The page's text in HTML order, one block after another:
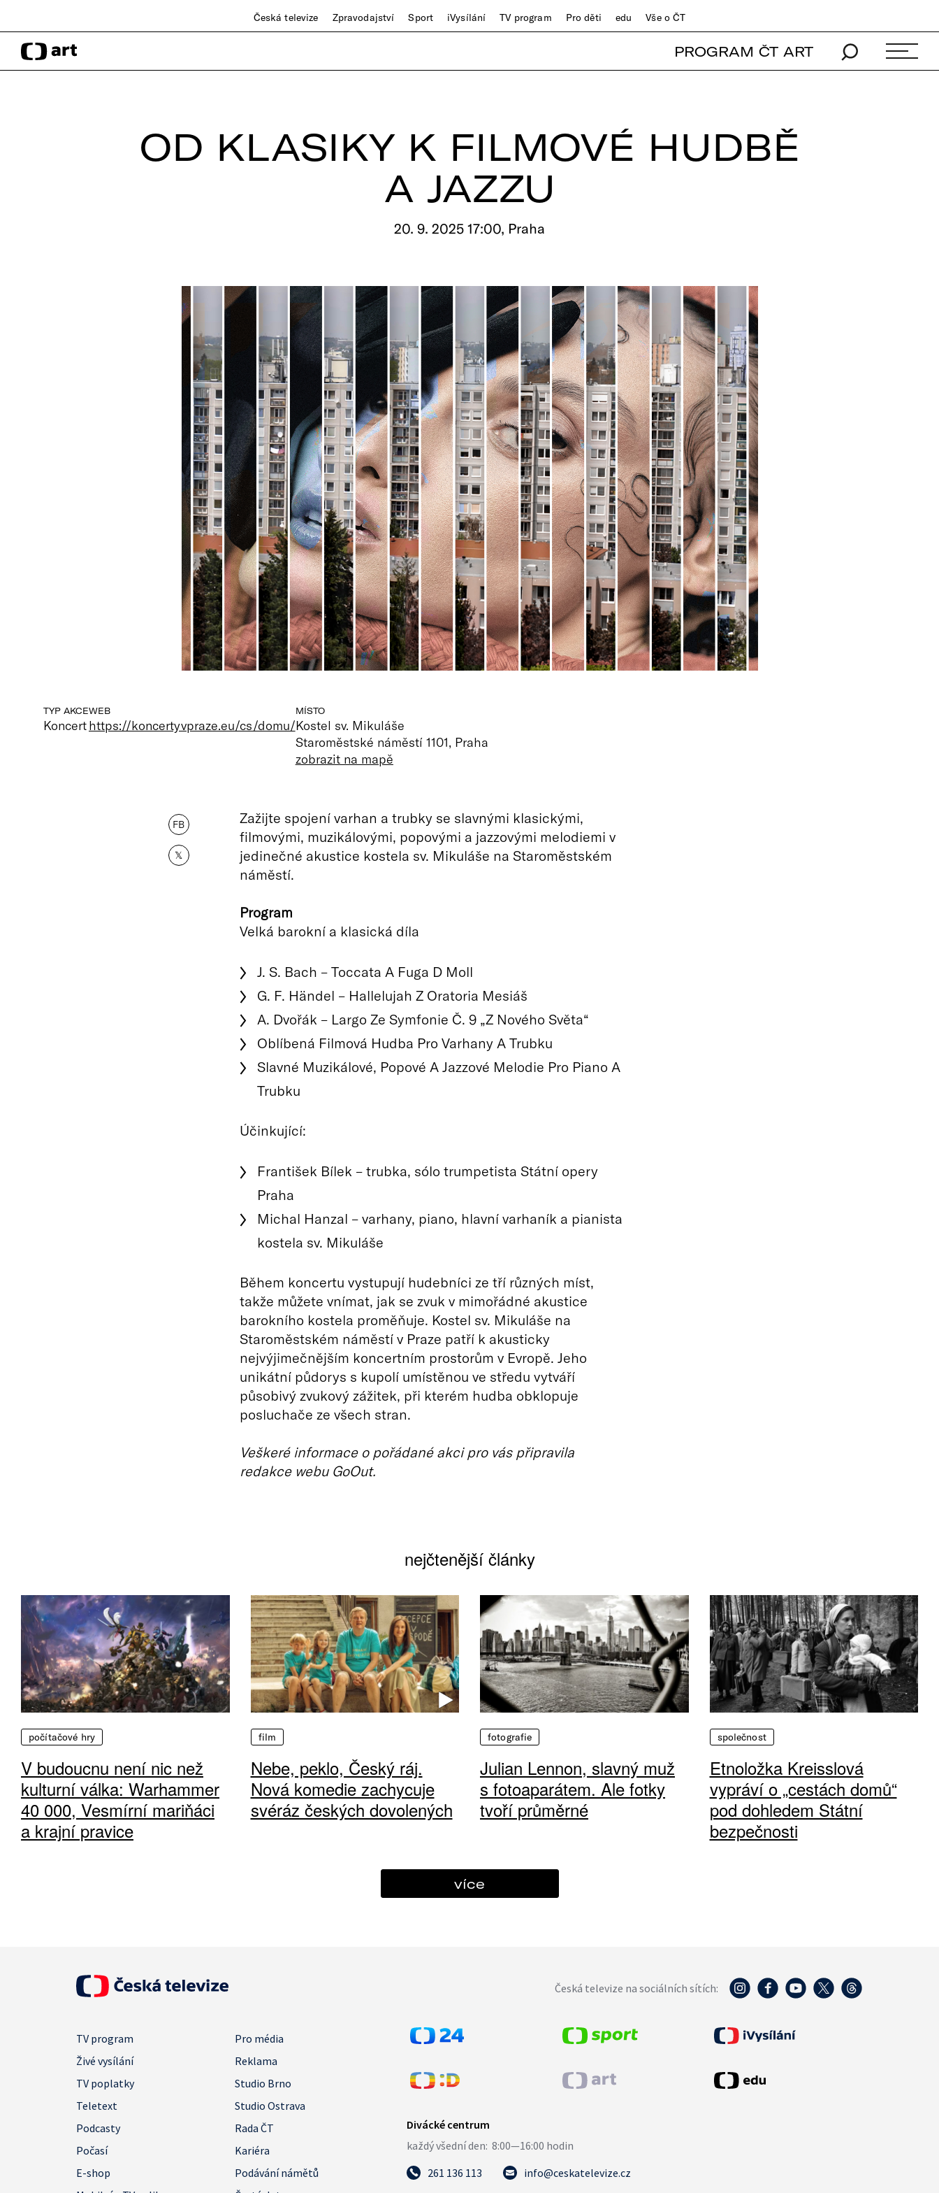
Česká televize Zpravodajství Sport iVysílání TV program Pro děti edu Vše o ČT
PROGRAM ČT ART
OD KLASIKY K FILMOVÉ HUDBĚ
A JAZZU
20. 9. 2025 17:00, Praha
TYP AKCE
Koncert
WEB
https://koncertyvpraze.eu/cs/domu/
MÍSTO
Kostel sv. Mikuláše
Staroměstské náměstí 1101, Praha
zobrazit na mapě
FB
𝕏
Zažijte spojení varhan a trubky se slavnými klasickými,
filmovými, muzikálovými, popovými a jazzovými melodiemi v
jedinečné akustice kostela sv. Mikuláše na Staroměstském
náměstí.
Program
Velká barokní a klasická díla
J. S. Bach – Toccata A Fuga D Moll
G. F. Händel – Hallelujah Z Oratoria Mesiáš
A. Dvořák – Largo Ze Symfonie Č. 9 „Z Nového Světa“
Oblíbená Filmová Hudba Pro Varhany A Trubku
Slavné Muzikálové, Popové A Jazzové Melodie Pro Piano A
Trubku
Účinkující:
František Bílek – trubka, sólo trumpetista Státní opery
Praha
Michal Hanzal – varhany, piano, hlavní varhaník a pianista
kostela sv. Mikuláše
Během koncertu vystupují hudebníci ze tří různých míst,
takže můžete vnímat, jak se zvuk v mimořádné akustice
barokního kostela proměňuje. Kostel sv. Mikuláše na
Staroměstském náměstí v Praze patří k akusticky
nejvýjimečnějším koncertním prostorům v Evropě. Jeho
unikátní půdorys s kupolí umístěnou ve středu vytváří
působivý zvukový zážitek, při kterém hudba obklopuje
posluchače ze všech stran.
Veškeré informace o pořádané akci pro vás připravila
redakce webu GoOut.
nejčtenější články
počítačové hry
V budoucnu není nic než
kulturní válka: Warhammer
40 000, Vesmírní mariňáci
a krajní pravice
film
Nebe, peklo, Český ráj.
Nová komedie zachycuje
svéráz českých dovolených
fotografie
Julian Lennon, slavný muž
s fotoaparátem. Ale fotky
tvoří průměrné
společnost
Etnoložka Kreisslová
vypráví o „cestách domů“
pod dohledem Státní
bezpečnosti
více
Česká televize na sociálních sítích:
TV program
Pro média
Živé vysílání
Reklama
TV poplatky
Studio Brno
Teletext
Studio Ostrava
Podcasty
Rada ČT
Počasí
Kariéra
E-shop
Podávání námětů
261 136 113 info@ceskatelevize.cz